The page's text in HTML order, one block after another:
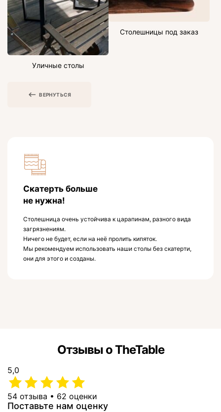
Уличные столы
Столешницы под заказ
ВЕРНУТЬСЯ
Скатерть больше
не нужна!
Столешница очень устойчива к царапинам, разного вида
загрязнениям.
Ничего не будет, если на неё пролить кипяток.
Мы рекомендуем использовать наши столы без скатерти,
они для этого и созданы.
Отзывы о TheTable
5,0
54 отзыва • 62 оценки
Поставьте нам оценку